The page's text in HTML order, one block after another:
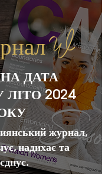
W
ДАТА
2024
журнал,
надихає та